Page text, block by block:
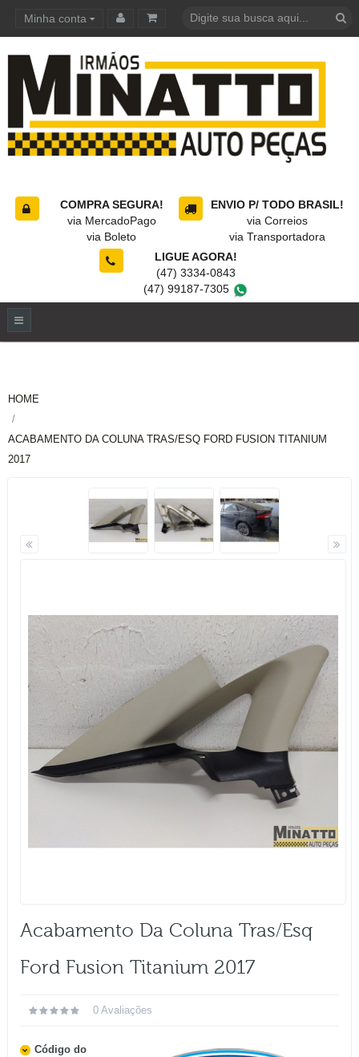
Minha conta
COMPRA SEGURA!
via MercadoPago
via Boleto
ENVIO P/ TODO BRASIL!
via Correios
via Transportadora
LIGUE AGORA!
(47) 3334-0843
(47) 99187-7305
HOME
ACABAMENTO DA COLUNA TRAS/ESQ FORD FUSION TITANIUM
2017
Acabamento Da Coluna Tras/esq
Ford Fusion Titanium 2017
0 Avaliações
Código do